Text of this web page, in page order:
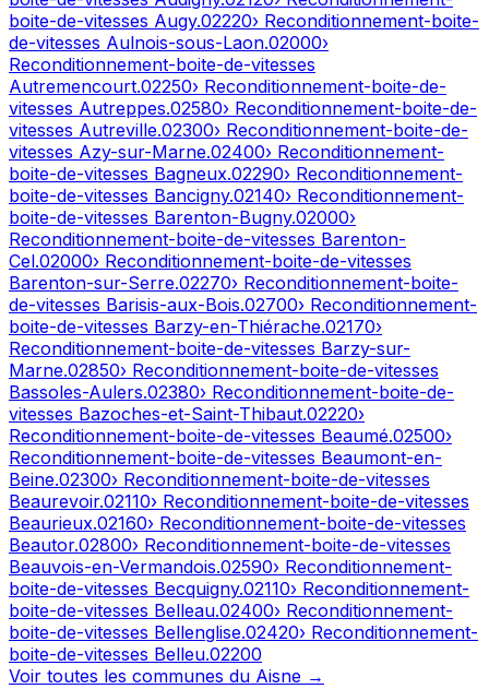
boite-de-vitesses Augy.02220› Reconditionnement-boite-
de-vitesses Aulnois-sous-Laon.02000›
Reconditionnement-boite-de-vitesses
Autremencourt.02250› Reconditionnement-boite-de-
vitesses Autreppes.02580› Reconditionnement-boite-de-
vitesses Autreville.02300› Reconditionnement-boite-de-
vitesses Azy-sur-Marne.02400› Reconditionnement-
boite-de-vitesses Bagneux.02290› Reconditionnement-
boite-de-vitesses Bancigny.02140› Reconditionnement-
boite-de-vitesses Barenton-Bugny.02000›
Reconditionnement-boite-de-vitesses Barenton-
Cel.02000› Reconditionnement-boite-de-vitesses
Barenton-sur-Serre.02270› Reconditionnement-boite-
de-vitesses Barisis-aux-Bois.02700› Reconditionnement-
boite-de-vitesses Barzy-en-Thiérache.02170›
Reconditionnement-boite-de-vitesses Barzy-sur-
Marne.02850› Reconditionnement-boite-de-vitesses
Bassoles-Aulers.02380› Reconditionnement-boite-de-
vitesses Bazoches-et-Saint-Thibaut.02220›
Reconditionnement-boite-de-vitesses Beaumé.02500›
Reconditionnement-boite-de-vitesses Beaumont-en-
Beine.02300› Reconditionnement-boite-de-vitesses
Beaurevoir.02110› Reconditionnement-boite-de-vitesses
Beaurieux.02160› Reconditionnement-boite-de-vitesses
Beautor.02800› Reconditionnement-boite-de-vitesses
Beauvois-en-Vermandois.02590› Reconditionnement-
boite-de-vitesses Becquigny.02110› Reconditionnement-
boite-de-vitesses Belleau.02400› Reconditionnement-
boite-de-vitesses Bellenglise.02420› Reconditionnement-
boite-de-vitesses Belleu.02200
Voir toutes les communes du Aisne →